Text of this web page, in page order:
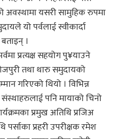
अवस्थामा यसरी सामुहिक रुपमा
यो पर्वलाई स्वीकार्दा
।
प्रत्यक्ष सहयोग पु¥याउने
तथा थारु समुदायको
गरिएको थियो । विभिन्न
पनि मायाको चिनो
प्रमुख अतिथि प्रजिअ
प्रहरी उपरीक्षक रमेश